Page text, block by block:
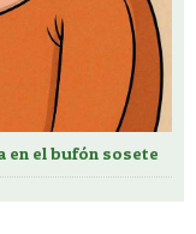
en el bufón sosete